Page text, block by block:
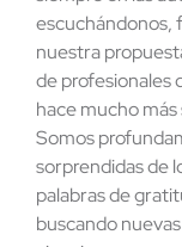
escuchándonos,
nuestra
de profesionales
hace mucho
Somos
sorprendidas de
palabras de
buscando